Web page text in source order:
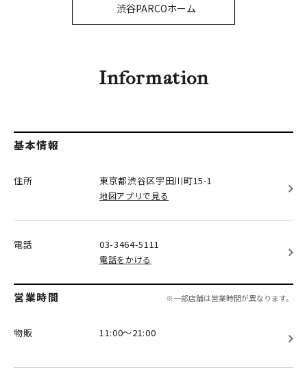
渋谷PARCOホーム
Information
基本情報
住所 東京都渋谷区宇田川町15-1
地図アプリで見る
電話 03-3464-5111
電話をかける
営業時間 ※一部店舗は営業時間が異なります。
物販 11:00～21:00